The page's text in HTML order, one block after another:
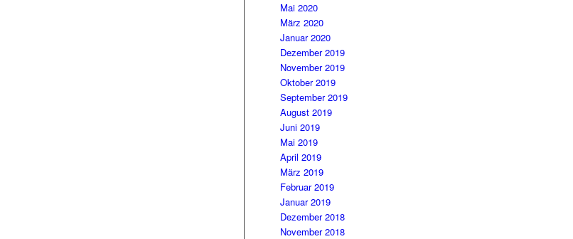
Mai 2020
März 2020
Januar 2020
Dezember 2019
November 2019
Oktober 2019
September 2019
August 2019
Juni 2019
Mai 2019
April 2019
März 2019
Februar 2019
Januar 2019
Dezember 2018
November 2018